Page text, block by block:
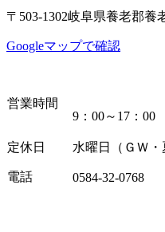
〒503-1302岐阜県養老郡養
Googleマップで確認
営業時間
9：00～17：00
定休日 水曜日（ＧＷ・
電話 0584-32-0768